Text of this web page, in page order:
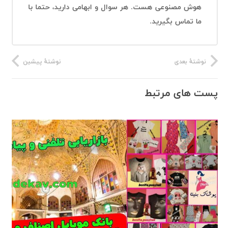
هوش مصنوعی هست. هر سوال و ابهامی دارید، حتما با
ما تماس بگیرید.
نوشتهٔ پیشین نوشتهٔ بعدی
پست های مرتبط